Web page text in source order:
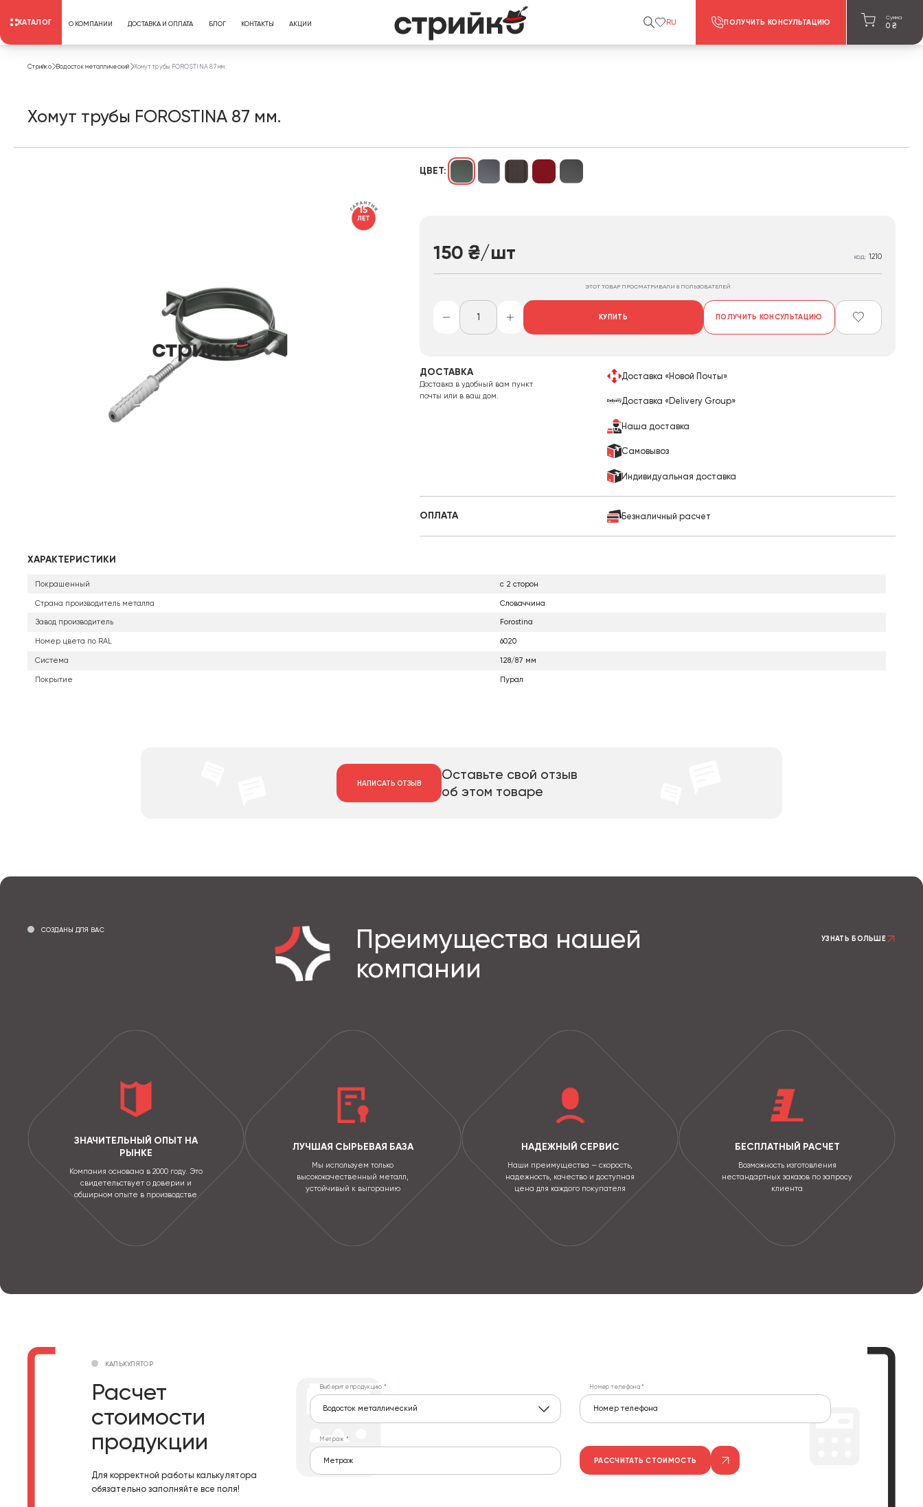
КАТАЛОГ О КОМПАНИИ ДОСТАВКА И ОПЛАТА БЛОГ КОНТАКТЫ АКЦИИ RU ПОЛУЧИТЬ КОНСУЛЬТАЦИЮ
Сумма
0 ₴
Стрийко Водосток металлический Хомут трубы FOROSTINA 87 мм.
Хомут трубы FOROSTINA 87 мм.
15
ЛЕТ
ЦВЕТ:
150 ₴/шт КОД: 1210
ЭТОТ ТОВАР ПРОСМАТРИВАЛИ 8 ПОЛЬЗОВАТЕЛЕЙ
КУПИТЬ ПОЛУЧИТЬ КОНСУЛЬТАЦИЮ
ДОСТАВКА
Доставка в удобный вам пункт
почты или в ваш дом.
Доставка «Новой Почты»
Доставка «Delivery Group»
Наша доставка
Самовывоз
Индивидуальная доставка
ОПЛАТА Безналичный расчет
ХАРАКТЕРИСТИКИ
Покрашенный с 2 сторон
Страна производитель металла Словаччина
Завод производитель Forostina
Номер цвета по RAL 6020
Система 128/87 мм
Покрытие Пурал
НАПИСАТЬ ОТЗЫВ
Оставьте свой отзыв
об этом товаре
СОЗДАНЫ ДЛЯ ВАС
Преимущества нашей
компании
УЗНАТЬ БОЛЬШЕ
ЗНАЧИТЕЛЬНЫЙ ОПЫТ НА
РЫНКЕ
Компания основана в 2000 году. Это
свидетельствует о доверии и
обширном опыте в производстве
ЛУЧШАЯ СЫРЬЕВАЯ БАЗА
Мы используем только
высококачественный металл,
устойчивый к выгоранию
НАДЕЖНЫЙ СЕРВИС
Наши преимущества — скорость,
надежность, качество и доступная
цена для каждого покупателя
БЕСПЛАТНЫЙ РАСЧЕТ
Возможность изготовления
нестандартных заказов по запросу
клиента
КАЛЬКУЛЯТОР
Расчет
стоимости
продукции
Для корректной работы калькулятора
обязательно заполняйте все поля!
Выберите продукцию
Водосток металлический
Метраж
Номер телефона
РАССЧИТАТЬ СТОИМОСТЬ